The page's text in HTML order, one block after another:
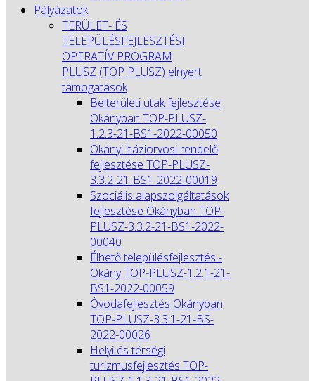
Pályázatok
TERÜLET- ÉS
TELEPÜLÉSFEJLESZTÉSI
OPERATÍV PROGRAM
PLUSZ (TOP PLUSZ) elnyert
támogatások
Belterületi utak fejlesztése
Okányban TOP-PLUSZ-
1.2.3-21-BS1-2022-00050
Okányi háziorvosi rendelő
fejlesztése TOP-PLUSZ-
3.3.2-21-BS1-2022-00019
Szociális alapszolgáltatások
fejlesztése Okányban TOP-
PLUSZ-3.3.2-21-BS1-2022-
00040
Élhető településfejlesztés -
Okány TOP-PLUSZ-1.2.1-21-
BS1-2022-00059
Óvodafejlesztés Okányban
TOP-PLUSZ-3.3.1-21-BS-
2022-00026
Helyi és térségi
turizmusfejlesztés TOP-